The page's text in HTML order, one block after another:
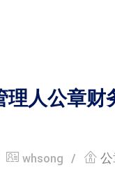
理人公章财
whsong